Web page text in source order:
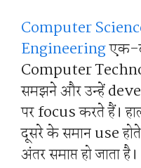
Computer
Engineeringएक-
Computer
समझने और उन्हें
पर focus करते हैं।
दूसरे के समान use
अंतर समाप्त हो जाता है।